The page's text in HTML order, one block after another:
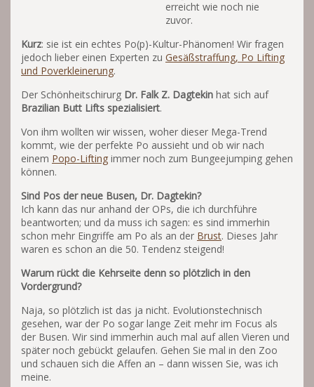
erreicht wie noch nie
zuvor.
Kurz: sie ist ein echtes Po(p)-Kultur-Phänomen! Wir fragen
jedoch lieber einen Experten zu Gesäßstraffung, Po Lifting
und Poverkleinerung.
Der Schönheitschirurg Dr. Falk Z. Dagtekin hat sich auf
Brazilian Butt Lifts spezialisiert.
Von ihm wollten wir wissen, woher dieser Mega-Trend
kommt, wie der perfekte Po aussieht und ob wir nach
einem Popo-Lifting immer noch zum Bungeejumping gehen
können.
Sind Pos der neue Busen, Dr. Dagtekin?
Ich kann das nur anhand der OPs, die ich durchführe
beantworten; und da muss ich sagen: es sind immerhin
schon mehr Eingriffe am Po als an der Brust. Dieses Jahr
waren es schon an die 50. Tendenz steigend!
Warum rückt die Kehrseite denn so plötzlich in den
Vordergrund?
Naja, so plötzlich ist das ja nicht. Evolutionstechnisch
gesehen, war der Po sogar lange Zeit mehr im Focus als
der Busen. Wir sind immerhin auch mal auf allen Vieren und
später noch gebückt gelaufen. Gehen Sie mal in den Zoo
und schauen sich die Affen an – dann wissen Sie, was ich
meine.